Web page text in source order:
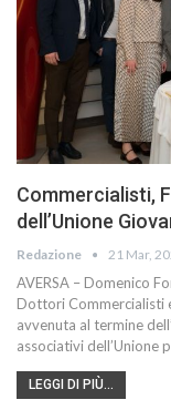
Commercialisti,
dell’Unione
Redazione 21 Mar,
AVERSA – Domenico
Dottori Commercialisti
avvenuta al termine
associativi dell’Unione
LEGGI DI PIÙ...